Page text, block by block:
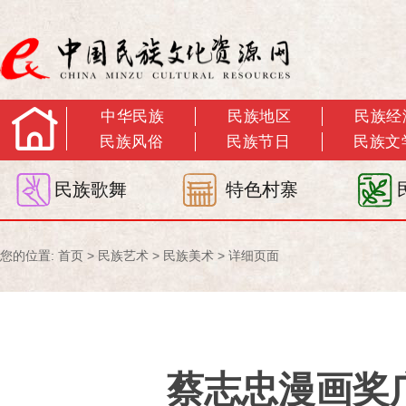
中华民族 民族地区
民族经
民族风俗
民族节日 民族文
民族歌舞 特色村寨
您的位置: 首页 > 民族艺术 > 民族美术 > 详细页面
蔡志忠漫画奖